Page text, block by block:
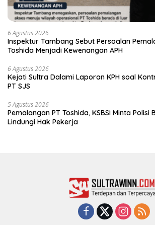
6 Agustus 2026
Inspektur Tambang Sebut Persoalan
Toshida Menjadi Kewenangan APH
6 Agustus 2026
Kejati Sultra Dalami Laporan KPH soal
PT SJS
5 Agustus 2026
Pemalangan PT Toshida, KSBSI Minta Polisi
Lindungi Hak Pekerja